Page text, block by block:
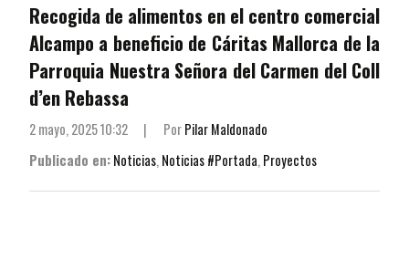
Recogida de alimentos en el centro comercial
Alcampo a beneficio de Cáritas Mallorca de la
Parroquia Nuestra Señora del Carmen del Coll
d’en Rebassa
2 mayo, 2025 10:32 | PorPilar Maldonado
Publicado en:Noticias,Noticias #Portada,Proyectos